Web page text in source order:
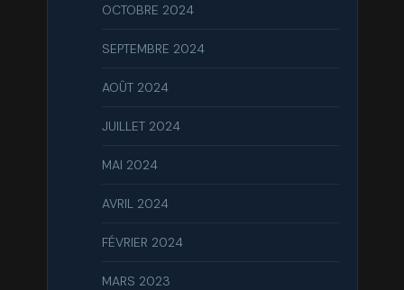
OCTOBRE 2024
SEPTEMBRE 2024
AOÛT 2024
JUILLET 2024
MAI 2024
AVRIL 2024
FÉVRIER 2024
MARS 2023